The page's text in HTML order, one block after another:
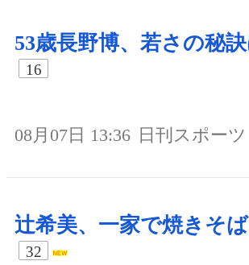
53歳長野博、若さの秘
16
08月07日 13:36 日刊スポーツ
辻希美、一家で焼きそ
32